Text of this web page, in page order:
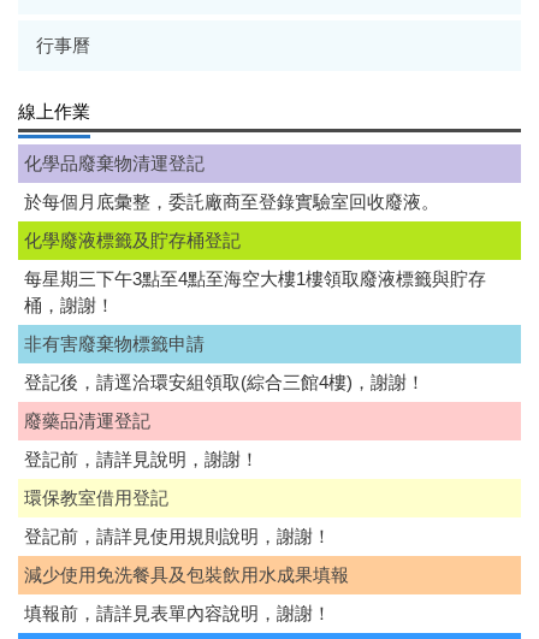
行事曆
線上作業
化學品廢棄物清運登記
於每個月底彙整，委託廠商至登錄實驗室回收廢液。
化學廢液標籤及貯存桶登記
每星期三下午3點至4點至海空大樓1樓領取廢液標籤與貯存
桶，謝謝！
非有害廢棄物標籤申請
登記後，請逕洽環安組領取(綜合三館4樓)，謝謝！
廢藥品清運登記
登記前，請詳見說明，謝謝！
環保教室借用登記
登記前，請詳見使用規則說明，謝謝！
減少使用免洗餐具及包裝飲用水成果填報
填報前，請詳見表單內容說明，謝謝！